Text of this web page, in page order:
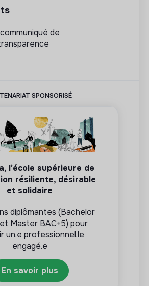
de
SPONSORISÉ
l’école supérieure de
résiliente, désirable
et solidaire
diplômantes (Bachelor
Master BAC+5) pour
un.e professionnel.le
engagé.e
En savoir plus